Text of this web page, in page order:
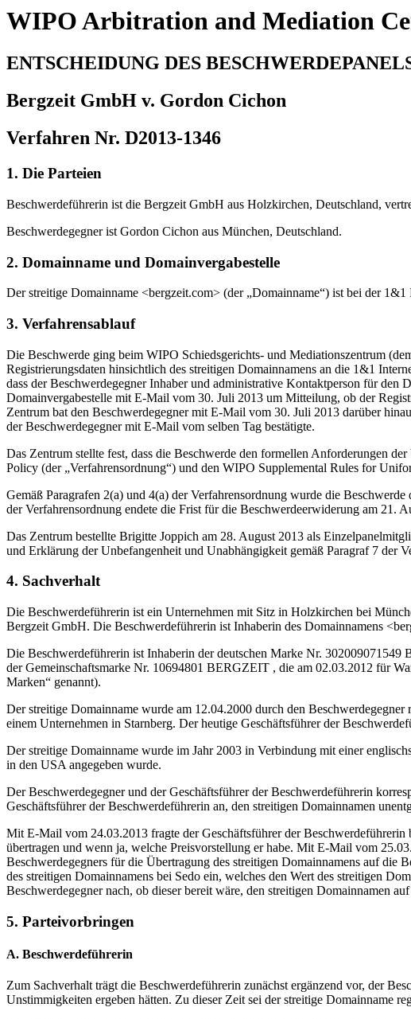
WIPO Arbitration and Mediation
ENTSCHEIDUNG DES
Bergzeit GmbH v. Gordon Cichon
Verfahren Nr. D2013-1346
1. Die Parteien
Beschwerdeführerin ist die Bergzeit GmbH aus Holzkirchen, Deutschland,
Beschwerdegegner ist Gordon Cichon aus München, Deutschland.
2. Domainname und Domainvergabestelle
Der streitige Domainname <bergzeit.com> (der „Domainname“) ist bei der
3. Verfahrensablauf
Die Beschwerde ging beim WIPO Schiedsgerichts- und Mediationszentrum
Registrierungsdaten hinsichtlich des streitigen Domainnamens an die 1&1
dass der Beschwerdegegner Inhaber und administrative Kontaktperson für den
Domainvergabestelle mit E-Mail vom 30. Juli 2013 um Mitteilung, ob der
Zentrum bat den Beschwerdegegner mit E-Mail vom 30. Juli 2013 darüber
der Beschwerdegegner mit E-Mail vom selben Tag bestätigte.
Das Zentrum stellte fest, dass die Beschwerde den formellen Anforderungen
Policy (der „Verfahrensordnung“) und den WIPO Supplemental Rules for
Gemäß Paragrafen 2(a) und 4(a) der Verfahrensordnung wurde die
der Verfahrensordnung endete die Frist für die Beschwerdeerwiderung am 21.
Das Zentrum bestellte Brigitte Joppich am 28. August 2013 als
und Erklärung der Unbefangenheit und Unabhängigkeit gemäß Paragraf 7 der
4. Sachverhalt
Die Beschwerdeführerin ist ein Unternehmen mit Sitz in Holzkirchen bei
Bergzeit GmbH. Die Beschwerdeführerin ist Inhaberin des Domainnamens
Die Beschwerdeführerin ist Inhaberin der deutschen Marke Nr.
der Gemeinschaftsmarke Nr. 10694801 BERGZEIT , die am 02.03.2012 für
Marken“ genannt).
Der streitige Domainname wurde am 12.04.2000 durch den
einem Unternehmen in Starnberg. Der heutige Geschäftsführer der
Der streitige Domainname wurde im Jahr 2003 in Verbindung mit einer
in den USA angegeben wurde.
Der Beschwerdegegner und der Geschäftsführer der Beschwerdeführerin
Geschäftsführer der Beschwerdeführerin an, den streitigen Domainnamen
Mit E-Mail vom 24.03.2013 fragte der Geschäftsführer der
übertragen und wenn ja, welche Preisvorstellung er habe. Mit E-Mail vom
Beschwerdegegners für die Übertragung des streitigen Domainnamens auf
des streitigen Domainnamens bei Sedo ein, welches den Wert des streitigen
Beschwerdegegner nach, ob dieser bereit wäre, den streitigen Domainnamen
5. Parteivorbringen
A. Beschwerdeführerin
Zum Sachverhalt trägt die Beschwerdeführerin zunächst ergänzend vor, der
Unstimmigkeiten ergeben hätten. Zu dieser Zeit sei der streitige Domainname